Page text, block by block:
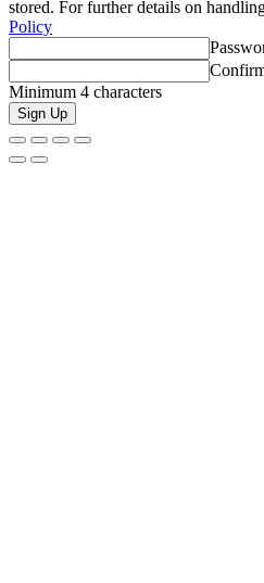
stored. For further details on
Policy
Minimum 4 characters